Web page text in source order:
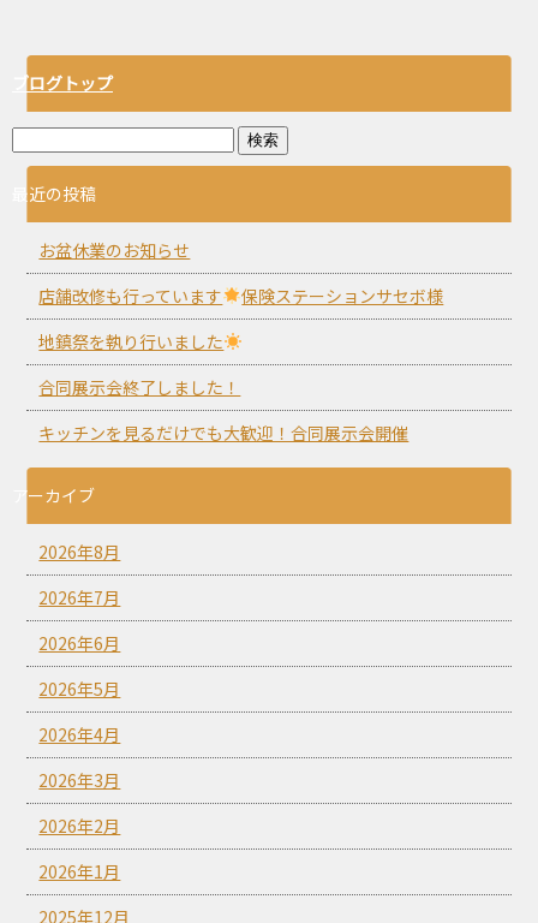
ブログトップ
最近の投稿
お盆休業のお知らせ
店舗改修も行っています
保険ステーションサセボ様
地鎮祭を執り行いました
合同展示会終了しました！
キッチンを見るだけでも大歓迎！合同展示会開催
アーカイブ
2026年8月
2026年7月
2026年6月
2026年5月
2026年4月
2026年3月
2026年2月
2026年1月
2025年12月